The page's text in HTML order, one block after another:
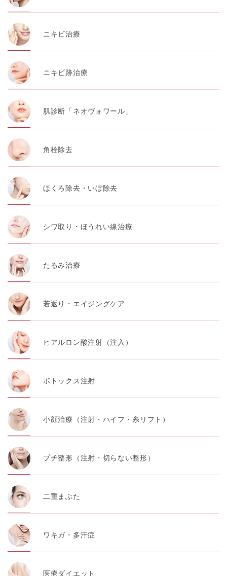
ニキビ治療
ニキビ跡治療
肌診断「ネオヴォワール」
角栓除去
ほくろ除去・いぼ除去
シワ取り・ほうれい線治療
たるみ治療
若返り・エイジングケア
ヒアルロン酸注射（注入）
ボトックス注射
小顔治療（注射・ハイフ・糸リフト）
プチ整形（注射・切らない整形）
二重まぶた
ワキガ・多汗症
医療ダイエット